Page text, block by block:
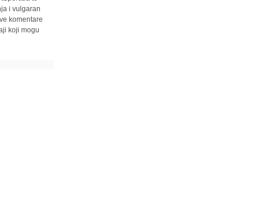
i vulgaran
komentare
koji mogu